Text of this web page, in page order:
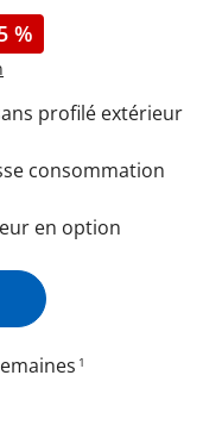
%
profilé extérieur
consommation
en option
1